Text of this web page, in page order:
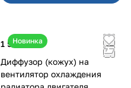
Новинка
1 500 ₽
Диффузор (кожух) на
вентилятор охлаждения